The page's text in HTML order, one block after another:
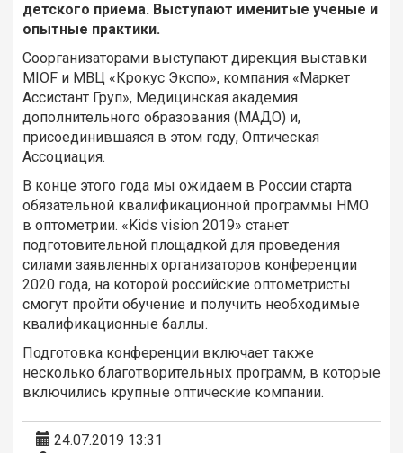
детского приема. Выступают именитые ученые и
опытные практики.
Соорганизаторами выступают дирекция выставки
MIOF и МВЦ «Крокус Экспо», компания «Маркет
Ассистант Груп», Медицинская академия
дополнительного образования (МАДО) и,
присоединившаяся в этом году, Оптическая
Ассоциация.
В конце этого года мы ожидаем в России старта
обязательной квалификационной программы НМО
в оптометрии. «Kids vision 2019» станет
подготовительной площадкой для проведения
силами заявленных организаторов конференции
2020 года, на которой российские оптометристы
смогут пройти обучение и получить необходимые
квалификационные баллы.
Подготовка конференции включает также
несколько благотворительных программ, в которые
включились крупные оптические компании.
24.07.2019 13:31